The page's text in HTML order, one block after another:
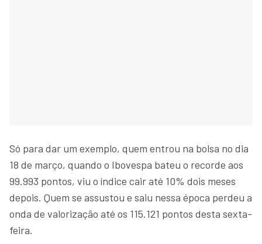
Só para dar um exemplo, quem entrou na bolsa no dia
18 de março, quando o Ibovespa bateu o recorde aos
99.993 pontos, viu o índice cair até 10% dois meses
depois. Quem se assustou e saiu nessa época perdeu a
onda de valorização até os 115.121 pontos desta sexta-
feira.